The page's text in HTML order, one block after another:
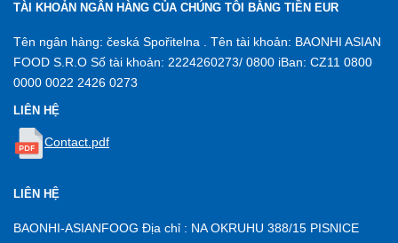
TÀI KHOẢN NGÂN HÀNG CỦA CHÚNG TÔI BẰNG TIỀN EUR
Tên ngân hàng: česká Spořitelna . Tên tài khoản: BAONHI ASIAN
FOOD S.R.O Số tài khoản: 2224260273/ 0800 iBan: CZ11 0800
0000 0022 2426 0273
LIÊN HỆ
Contact.pdf
LIÊN HỆ
BAONHI-ASIANFOOG Địa chỉ : NA OKRUHU 388/15 PISNICE